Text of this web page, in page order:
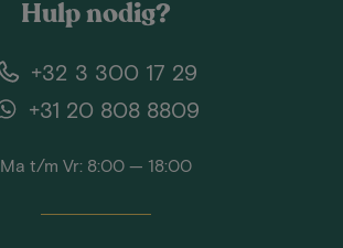
Hulp nodig?
+32 3 300 17 29
+31 20 808 8809
Ma t/m Vr: 8:00 — 18:00